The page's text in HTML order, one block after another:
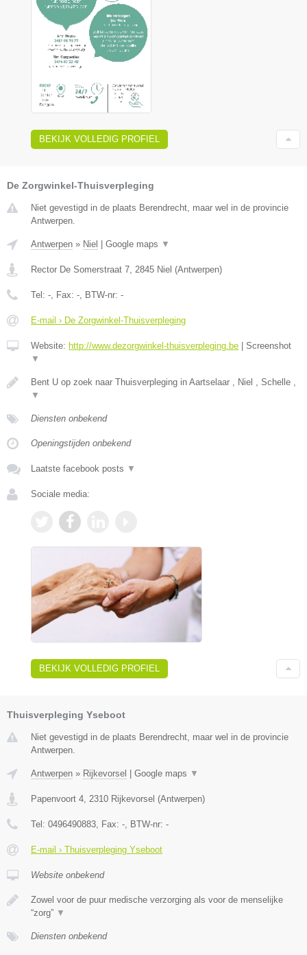
BEKIJK VOLLEDIG PROFIEL
De Zorgwinkel-Thuisverpleging
Niet gevestigd in de plaats Berendrecht, maar wel in de provincie
Antwerpen.
Antwerpen » Niel Google maps ▼
Rector De Somerstraat 7, 2845 Niel (Antwerpen)
Tel: -, Fax: -, BTW-nr: -
E-mail › De Zorgwinkel-Thuisverpleging
Website: http://www.dezorgwinkel-thuisverpleging.be
Screenshot
▼
Bent U op zoek naar Thuisverpleging in Aartselaar , Niel , Schelle ,
▼
Diensten onbekend
Openingstijden onbekend
Laatste facebook posts ▼
Sociale media:
BEKIJK VOLLEDIG PROFIEL
Thuisverpleging Yseboot
Niet gevestigd in de plaats Berendrecht, maar wel in de provincie
Antwerpen.
Antwerpen » Rijkevorsel Google maps ▼
Papenvoort 4, 2310 Rijkevorsel (Antwerpen)
Tel: 0496490883, Fax: -, BTW-nr: -
E-mail › Thuisverpleging Yseboot
Website onbekend
Zowel voor de puur medische verzorging als voor de menselijke
“zorg” ▼
Diensten onbekend